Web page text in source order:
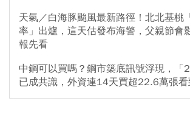
天氣／白海豚颱風最新路徑！北北基桃
率」出爐，這天估發布海警，父親節會
報先看
中鋼可以買嗎？鋼市築底訊號浮現，「
已成共識，外資連14天買超22.6萬張看